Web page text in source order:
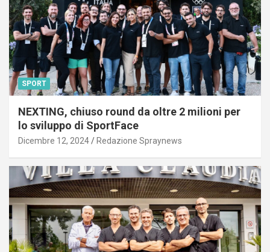
SPORT
NEXTING, chiuso round da oltre 2 milioni per
lo sviluppo di SportFace
Dicembre 12, 2024 Redazione Spraynews